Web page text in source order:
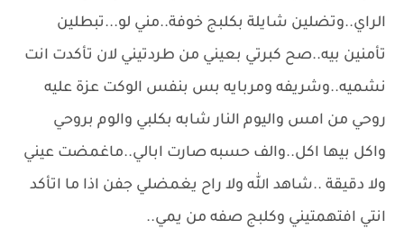
الراي..وتضلين شايلة بكلبج خوفة..مني لو...تبطلين
تأمنين بيه..صح كبرتي بعيني من طردتيني لان تأكدت انت
نشميه..وشريفه ومربايه بس بنفس الوكت عزة عليه
روحي من امس واليوم النار شابه بكلبي والوم بروحي
واكل بيها اكل..والف حسبه صارت ابالي..ماغمضت عيني
ولا دقيقة ..شاهد الله ولا راح يغمضلي جفن اذا ما اتأكد
انتي افتهمتيني وكلبج صفه من يمي..